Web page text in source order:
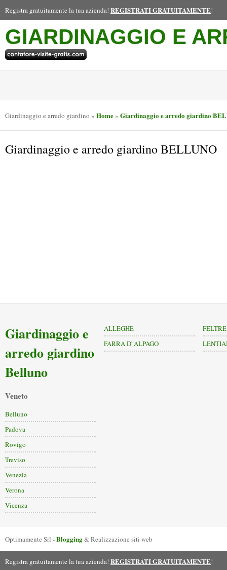
Registra gratuitamente la tua azienda! REGISTRATI GRATUITAMENTE!
GIARDINAGGIO E
Giardinaggio e arredo giardino » Home» Giardinaggio e arredo giardino
Giardinaggio e arredo giardino BELLUNO
Giardinaggio e
arredo giardino
Belluno
Veneto
Belluno
Padova
Rovigo
Treviso
Venezia
Verona
Vicenza
ALLEGHE
FARRA D' ALPAGO
FELTRE
Optimamente Srl -Blogging& Realizzazione siti web
Registra gratuitamente la tua azienda! REGISTRATI GRATUITAMENTE!